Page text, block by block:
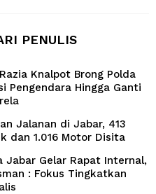
PENULIS
Knalpot Brong Polda
Pengendara Hingga Ganti
Jalanan di Jabar, 413
dan 1.016 Motor Disita
Jabar Gelar Rapat Internal,
: Fokus Tingkatkan